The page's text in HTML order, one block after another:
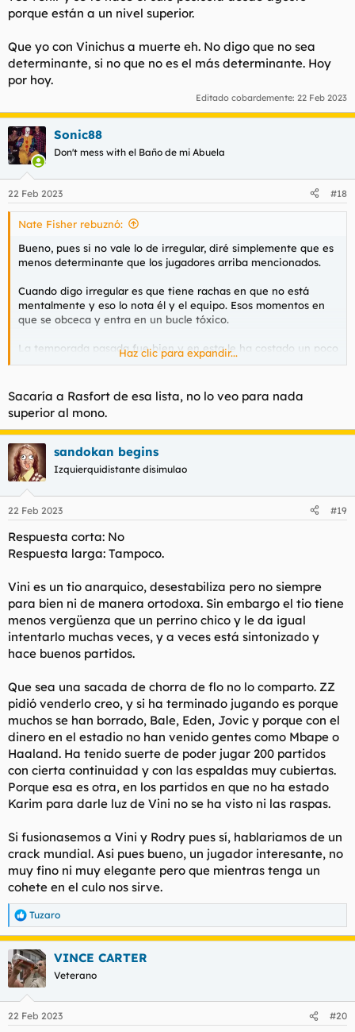
porque están a un nivel superior.
Que yo con Vinichus a muerte eh. No digo que no sea
determinante, si no que no es el más determinante. Hoy
por hoy.
Editado cobardemente: 22 Feb 2023
Sonic88
Don't mess with el Baño de mi Abuela
22 Feb 2023 #18
Nate Fisher rebuznó:
Bueno, pues si no vale lo de irregular, diré simplemente que es
menos determinante que los jugadores arriba mencionados.
Cuando digo irregular es que tiene rachas en que no está
mentalmente y eso lo nota él y el equipo. Esos momentos en
que se obceca y entra en un bucle tóxico.
La temporada pasada fue bien y en esta le ha costado un poco
más, mientras que a los Vapé, Jalan o Rashford los ves venir y
nivel superior.
Que yo con Vinichus a muerte eh. No digo que no sea
determinante, si no que no es el más determinante. Hoy por
hoy.
Haz clic para expandir...
Sacaría a Rasfort de esa lista, no lo veo para nada
superior al mono.
sandokan begins
Izquierquidistante disimulao
22 Feb 2023 #19
Respuesta corta: No
Respuesta larga: Tampoco.
Vini es un tio anarquico, desestabiliza pero no siempre
para bien ni de manera ortodoxa. Sin embargo el tio tiene
menos vergüenza que un perrino chico y le da igual
intentarlo muchas veces, y a veces está sintonizado y
hace buenos partidos.
Que sea una sacada de chorra de flo no lo comparto. ZZ
pidió venderlo creo, y si ha terminado jugando es porque
muchos se han borrado, Bale, Eden, Jovic y porque con el
dinero en el estadio no han venido gentes como Mbape o
Haaland. Ha tenido suerte de poder jugar 200 partidos
con cierta continuidad y con las espaldas muy cubiertas.
Porque esa es otra, en los partidos en que no ha estado
Karim para darle luz de Vini no se ha visto ni las raspas.
Si fusionasemos a Vini y Rodry pues sí, hablariamos de un
crack mundial. Asi pues bueno, un jugador interesante, no
muy fino ni muy elegante pero que mientras tenga un
cohete en el culo nos sirve.
R
e
a
c
c
i
e
Tuzaro
VINCE CARTER
Veterano
22 Feb 2023 #20